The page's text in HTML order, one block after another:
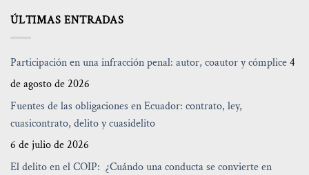
ÚLTIMAS ENTRADAS
Participación en una infracción penal: autor, coautor y cómplice4
de agosto de 2026
Fuentes de las obligaciones en Ecuador: contrato, ley,
cuasicontrato, delito y cuasidelito
6 de julio de 2026
El delito en el COIP: ¿Cuándo una conducta se convierte en